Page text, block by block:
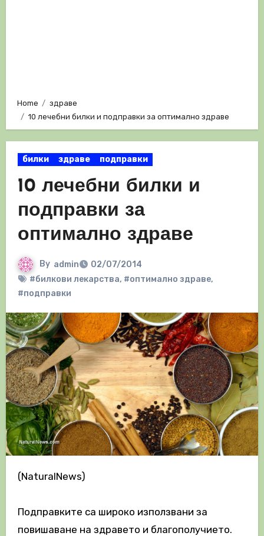
Home
здраве
10 лечебни билки и подправки за оптимално здраве
билки здраве подправки
10 лечебни билки и
подправки за
оптимално здраве
By admin
02/07/2014
#билкови лекарства, #оптимално здраве,
#подправки
(NaturalNews)
Подправките са широко използвани за
повишаване на здравето и благополучието.